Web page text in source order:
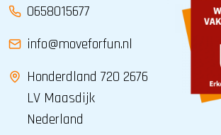
0658015677
info@moveforfun.nl
Honderdland 720 2676
LV Maasdijk
Nederland